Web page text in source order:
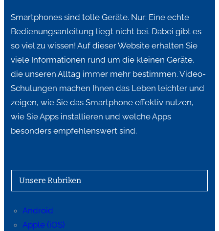
Smartphones sind tolle Geräte. Nur: Eine echte
Bedienungsanleitung liegt nicht bei. Dabei gibt es
so viel zu wissen! Auf dieser Website erhalten Sie
viele Informationen rund um die kleinen Geräte,
die unseren Alltag immer mehr bestimmen. Video-
Schulungen machen Ihnen das Leben leichter und
zeigen, wie Sie das Smartphone effektiv nutzen,
wie Sie Apps installieren und welche Apps
besonders empfehlenswert sind.
Unsere Rubriken
Android
Apple (iOS)